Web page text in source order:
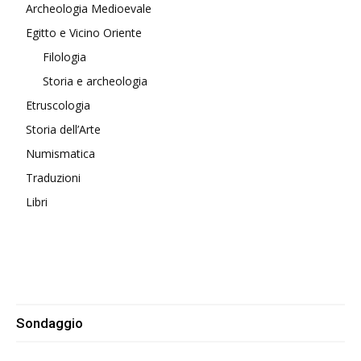
Archeologia Medioevale
Egitto e Vicino Oriente
Filologia
Storia e archeologia
Etruscologia
Storia dell’Arte
Numismatica
Traduzioni
Libri
Sondaggio